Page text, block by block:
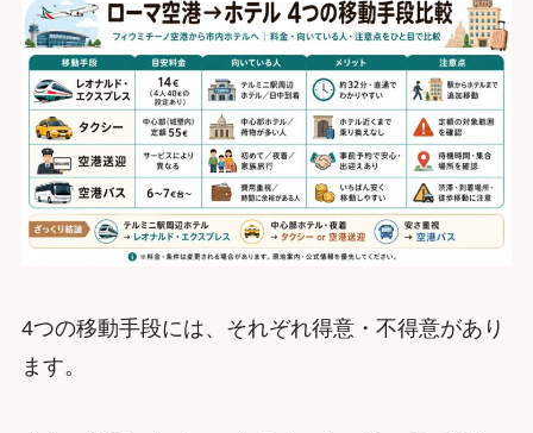
4つの移動手段には、それぞれ得意・不得意があり
ます。